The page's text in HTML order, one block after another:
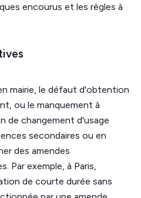
encourus et les règles à
mairie, le défaut d'obtention
ou le manquement à
de changement d'usage
secondaires ou en
des amendes
Par exemple, à Paris,
de courte durée sans